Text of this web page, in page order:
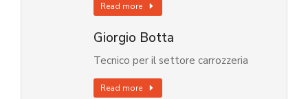
Read more
Giorgio Botta
Tecnico per il settore carrozzeria
Read more